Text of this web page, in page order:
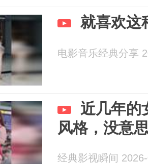
就喜欢这
电影音乐经典分享
近几年的
风格，没意
经典影视瞬间